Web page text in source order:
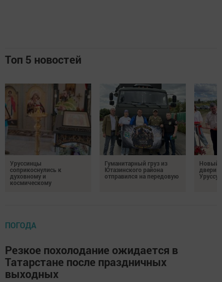
Топ 5 новостей
Уруссинцы
соприкоснулись к
духовному и
космическому
Гуманитарный груз из
Ютазинского района
отправился на передовую
Новый
двери
Уруссу
ПОГОДА
Резкое похолодание ожидается в
Татарстане после праздничных
выходных